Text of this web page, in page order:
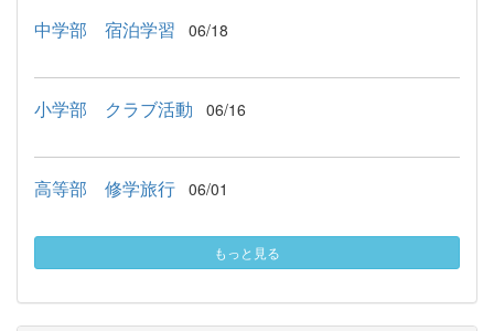
中学部 宿泊学習 06/18
小学部 クラブ活動 06/16
高等部 修学旅行 06/01
もっと見る